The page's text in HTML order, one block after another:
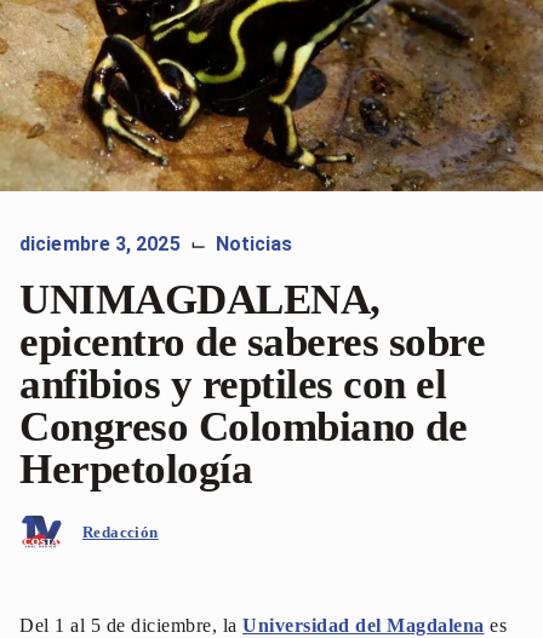
diciembre 3, 2025 ⌙ Noticias
UNIMAGDALENA,
epicentro de saberes sobre
anfibios y reptiles con el
Congreso Colombiano de
Herpetología
Redacción
Del 1 al 5 de diciembre, la Universidad del Magdalena es